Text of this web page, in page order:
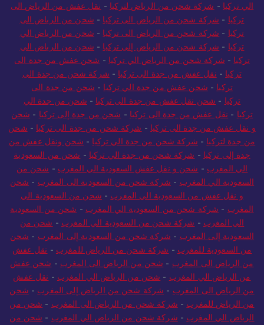
الي تركيا - شركة شحن من الرياض لتركيا - نقل عفش من الرياض الى
تركيا - شركة شحن من الرياض الى تركيا - شحن من الرياض الى
تركيا - شركة شحن من الرياض الى تركيا - شحن من الرياض الي
تركيا - شركة شحن من الرياض إلى تركيا - شحن من الرياض الي
تركيا - شركة شحن من الرياض الي تركيا - شحن عفش من جدة الى
تركيا - نقل عفش من جدة الى تركيا - شركة شحن من جدة الى
تركيا - شحن عفش من جدة الي تركيا - شحن من جدة الى
تركيا - شحن نقل عفش من جدة الى تركيا - شحن من جدة الي
تركيا - نقل عفش من جدة الى تركيا - شحن من جدة إلى تركيا - شحن
و نقل عفش من جدة الى تركيا - شركة شحن من جدة الى تركيا - شحن
من جدة لتركيا - شركة شحن من جدة الي تركيا - شحن ونقل عفش من
جدة إلى تركيا - شركة شحن من جدة الي تركيا - شحن من السعودية
الي المغرب - شحن و نقل عفش السعودية الي المغرب - شحن من
السعودية الي المغرب - شركة شحن من السعودية الى المغرب - شحن
و نقل عفش من السعودية الي المغرب - شحن من السعودية الي
المغرب - شركة شحن من السعودية الي المغرب - شحن من السعودية
الي المغرب - شركة شحن من السعودية الي المغرب - شحن من
السعودية إلى المغرب - شركة شحن من السعودية إلى المغرب - شحن
من السعودية للمغرب - شركة شحن من الرياض للمغرب - نقل عفش
من الرياض الى المغرب - شحن من الرياض الى المغرب - شحن عفش
من الرياض الي المغرب - شحن من الرياض الي المغرب - نقل عفش
من الرياض الى المغرب - شركة شحن من الرياض إلى المغرب - شحن
من الرياض للمغرب - شركة شحن من الرياض الى المغرب - شحن من
الرياض الي المغرب - شركة شحن من الرياض الي المغرب - شحن من